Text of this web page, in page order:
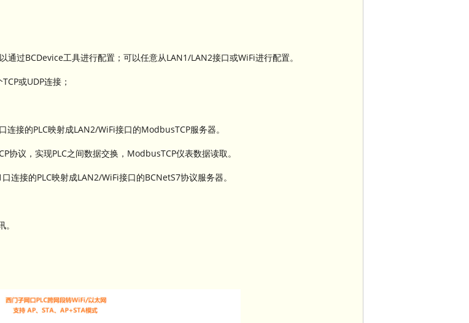
过BCDevice工具进行配置；可以任意从LAN1/LAN2接口或WiFi进行配置。
或UDP连接；
接的PLC映射成LAN2/WiFi接口的ModbusTCP服务器。
议，实现PLC之间数据交换，ModbusTCP仪表数据读取。
接的PLC映射成LAN2/WiFi接口的BCNetS7协议服务器。